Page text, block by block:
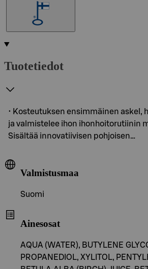
Tuotetiedot
• Kosteutuksen ensimmäinen askel,
ja valmistelee ihon ihonhoitorutiinin
Sisältää innovatiivisen pohjoisen…
Valmistusmaa
Suomi
Ainesosat
AQUA (WATER), BUTYLENE
PROPANEDIOL, XYLITOL,